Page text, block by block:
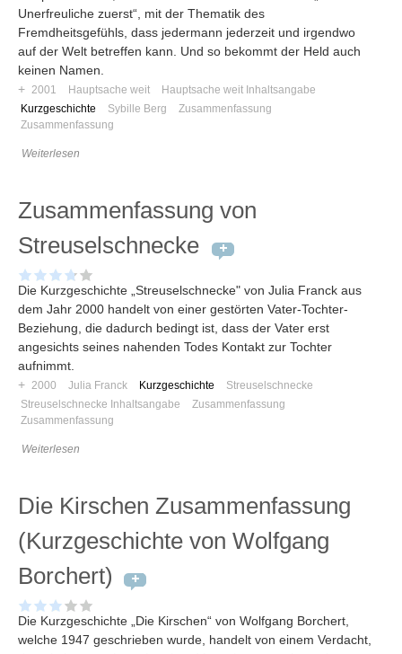
Unerfreuliche zuerst“, mit der Thematik des
Fremdheitsgefühls, dass jedermann jederzeit und irgendwo
auf der Welt betreffen kann. Und so bekommt der Held auch
keinen Namen.
+ 2001 Hauptsache weit
Hauptsache weit Inhaltsangabe
Kurzgeschichte
Sybille Berg
Zusammenfassung
Zusammenfassung
Weiterlesen
Zusammenfassung von
Streuselschnecke
Die Kurzgeschichte „Streuselschnecke" von Julia Franck aus
dem Jahr 2000 handelt von einer gestörten Vater-Tochter-
Beziehung, die dadurch bedingt ist, dass der Vater erst
angesichts seines nahenden Todes Kontakt zur Tochter
aufnimmt.
+ 2000 Julia Franck Kurzgeschichte
Streuselschnecke
Streuselschnecke Inhaltsangabe
Zusammenfassung
Zusammenfassung
Weiterlesen
Die Kirschen Zusammenfassung
(Kurzgeschichte von Wolfgang
Borchert)
Die Kurzgeschichte „Die Kirschen“ von Wolfgang Borchert,
welche 1947 geschrieben wurde, handelt von einem Verdacht,